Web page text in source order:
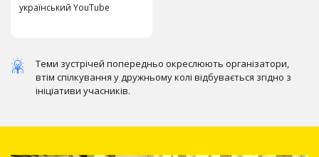
український YouTube
Теми зустрічей попередньо окреслюють організатори,
втім спілкування у дружньому колі відбувається згідно з
ініціативи учасників.
Зареєструватись
безкоштовно
Учасниками проєкту можуть бути громадяни